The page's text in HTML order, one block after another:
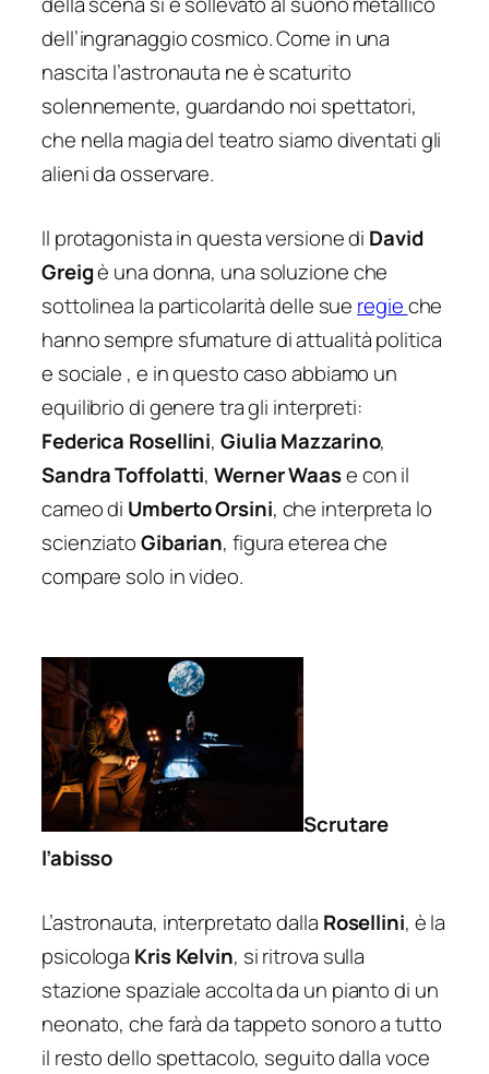
dell’ingranaggio cosmico. Come in una
nascita l’astronauta ne è scaturito
solennemente, guardando noi spettatori,
che nella magia del teatro siamo diventati gli
alieni da osservare.
Il protagonista in questa versione di David
Greigè una donna, una soluzione che
sottolinea la particolarità delle sue regieche
hanno sempre sfumature di attualità politica
e sociale , e in questo caso abbiamo un
equilibrio di genere tra gli interpreti:
Federica Rosellini,Giulia Mazzarino,
Sandra Toffolatti, Werner Waase con il
cameo di Umberto Orsini, che interpreta lo
scienziatoGibarian, figura eterea che
compare solo in video.
Scrutare
l’abisso
L’astronauta, interpretato dalla Rosellini, è la
psicologa Kris Kelvin, si ritrova sulla
stazione spaziale accolta da un pianto di un
neonato, che farà da tappeto sonoro a tutto
il resto dello spettacolo, seguito dalla voce